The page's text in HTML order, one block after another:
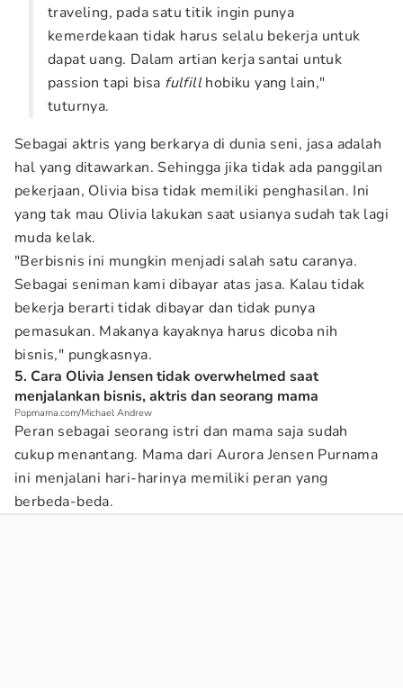
traveling, pada satu titik ingin punya
kemerdekaan tidak harus selalu bekerja untuk
dapat uang. Dalam artian kerja santai untuk
passion tapi bisa fulfillhobiku yang lain,"
tuturnya.
Sebagai aktris yang berkarya di dunia seni, jasa adalah
hal yang ditawarkan. Sehingga jika tidak ada panggilan
pekerjaan, Olivia bisa tidak memiliki penghasilan. Ini
yang tak mau Olivia lakukan saat usianya sudah tak lagi
muda kelak.
"Berbisnis ini mungkin menjadi salah satu caranya.
Sebagai seniman kami dibayar atas jasa. Kalau tidak
bekerja berarti tidak dibayar dan tidak punya
pemasukan. Makanya kayaknya harus dicoba nih
bisnis," pungkasnya.
5. Cara Olivia Jensen tidak overwhelmed saat
menjalankan bisnis, aktris dan seorang mama
Popmama.com/Michael Andrew
Peran sebagai seorang istri dan mama saja sudah
cukup menantang. Mama dari Aurora Jensen Purnama
ini menjalani hari-harinya memiliki peran yang
berbeda-beda.